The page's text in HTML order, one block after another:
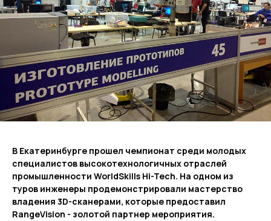
В Екатеринбурге прошел чемпионат среди молодых
специалистов высокотехнологичных отраслей
промышленности WorldSkills Hi-Tech. На одном из
туров инженеры продемонстрировали мастерство
владения 3D-сканерами, которые предоставил
RangeVision - золотой партнер мероприятия.